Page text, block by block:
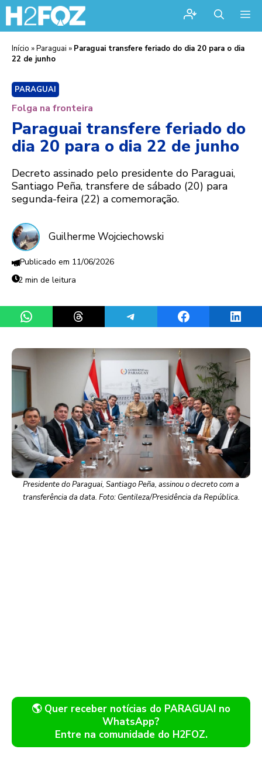
Início »Paraguai » Paraguai transfere feriado do dia 20 para o dia
22 de junho
PARAGUAI
Folga na fronteira
Paraguai transfere feriado do
dia 20 para o dia 22 de junho
Decreto assinado pelo presidente do Paraguai,
Santiago Peña, transfere de sábado (20) para
segunda-feira (22) a comemoração.
Guilherme Wojciechowski
11/06/2026
2 min de leitura
Share on WhatsAppShare on ThreadsShare on TelegramShare on Facebook
Presidente do Paraguai, Santiago Peña, assinou o decreto com a
transferência da data. Foto: Gentileza/Presidência da República.
🌎 Quer receber notícias do PARAGUAI no
WhatsApp?
Entre na comunidade do H2FOZ.